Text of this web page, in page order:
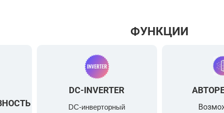
ФУНКЦИИ
DC-INVERTER
DC-инверторный